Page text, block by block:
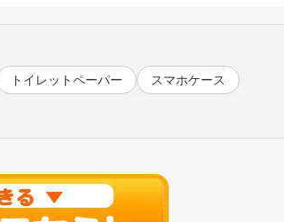
トイレットペーパー スマホケース